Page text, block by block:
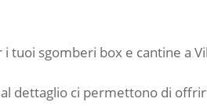
i tuoi sgomberi box e cantine a
dettaglio ci permettono di